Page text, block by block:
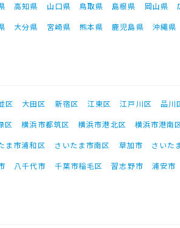
高知県 山口県 鳥取県 島根県 岡山県
大分県 宮崎県 熊本県 鹿児島県 沖縄県
区 大田区 新宿区 江東区 江戸川区 品川
区 横浜市都筑区 横浜市港北区 横浜市港南
ま市浦和区 さいたま市南区 草加市 さいた
八千代市 千葉市稲毛区 習志野市 浦安市